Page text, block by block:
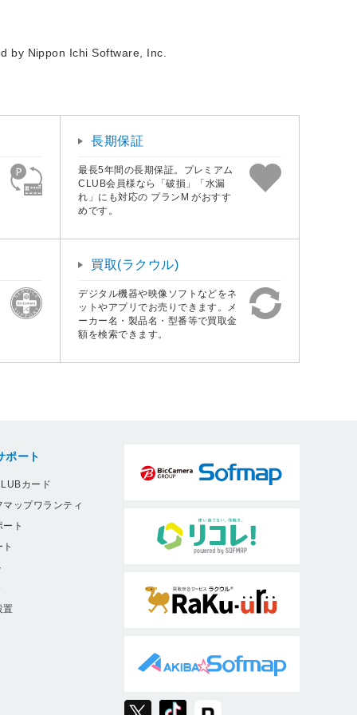
by Nippon Ichi Software, Inc.
長期保証
最長5年間の長期保証。プレミアム
CLUB会員様なら「破損」「水漏
れ」にも対応の プランM がおすす
めです。
買取(ラクウル)
デジタル機器や映像ソフトなどをネ
ットやアプリでお売りできます。メ
ーカー名・製品名・型番等で買取金
額を検索できます。
ポート
カード
ップワランティ
ト
置